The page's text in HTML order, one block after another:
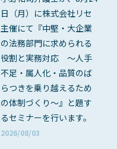
日（月）に株式会社リセ
主催にて『中堅・大企業
の法務部門に求められる
役割と実務対応 ～人手
不足・属人化・品質のば
らつきを乗り越えるため
の体制づくり～』と題す
るセミナーを行います。
2026/08/03